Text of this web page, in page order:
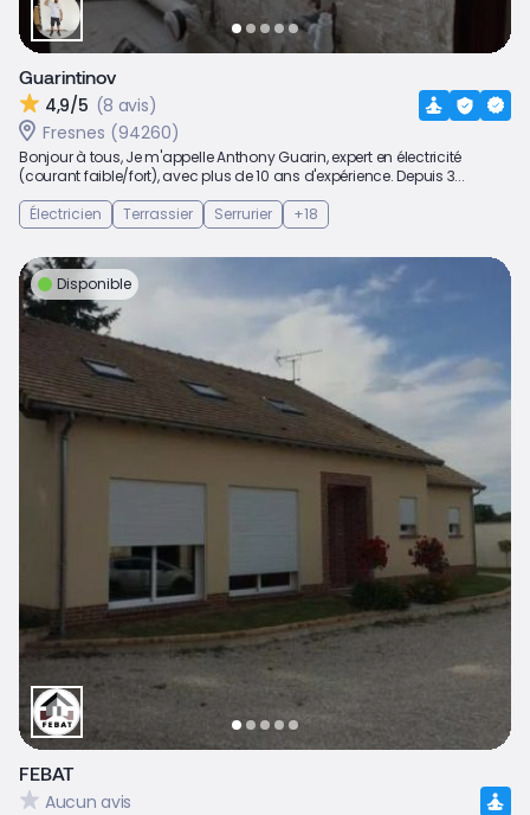
Guarintinov
4,9/5 (8 avis)
Fresnes (94260)
Bonjour à tous, Je m'appelle Anthony Guarin, expert en électricité
(courant faible/fort), avec plus de 10 ans d'expérience. Depuis 3...
Électricien
Terrassier Serrurier +18
Disponible
FEBAT
Aucun avis